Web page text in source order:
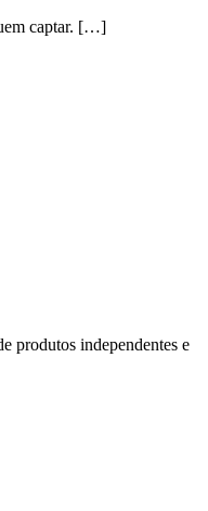
captar. […]
produtos independentes e